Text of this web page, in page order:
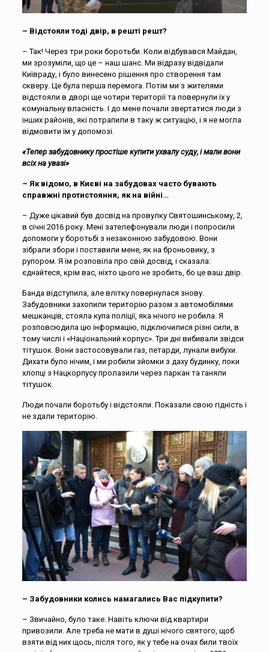
– Відстояли тоді двір, в решті решт?
– Так! Через три роки боротьби. Коли відбувався Майдан,
ми зрозуміли, що це – наш шанс. Ми відразу відвідали
Київраду, і було винесено рішення про створення там
скверу. Це була перша перемога. Потім ми з жителями
відстояли в дворі ще чотири території та повернули їх у
комунальну власність. І до мене почали звертатися люди з
інших районів, які потрапили в таку ж ситуацію, і я не могла
відмовити їм у допомозі.
«Тепер забудовнику простіше купити ухвалу суду, і мали вони
всіх на увазі»
– Як відомо, в Києві на забудовах часто бувають
справжні протистояння, як на війні…
– Дуже цікавий був досвід на провулку Святошинському, 2,
в січні 2016 року. Мені зателефонували люди і попросили
допомоги у боротьбі з незаконною забудовою. Вони
зібрали збори і поставили мене, як на броньовику, з
рупором. Я їм розповіла про свій досвід, і сказала:
єднайтеся, крім вас, ніхто цього не зробить, бо це ваш двір.
Банда відступила, але влітку повернулася знову.
Забудовники захопили територію разом з автомобілями
мешканців, стояла купа поліції, яка нічого не робила. Я
розповсюдила цю інформацію, підключилися різні сили, в
тому числі і «Національний корпус». Три дні вибивали звідси
тітушок. Вони застосовували газ, петарди, лунали вибухи.
Дихати було нічим, і ми робили зйомки з даху будинку, поки
хлопці з Нацкорпусу пролазили через паркан та ганяли
тітушок.
Люди почали боротьбу і відстояли. Показали свою гідність і
не здали територію.
– Забудовники колись намагались Вас підкупити?
– Звичайно, було таке. Навіть ключи від квартири
привозили. Але треба не мати в душі нічого святого, щоб
взяти від них щось, після того, як у тебе на очах били твоїх